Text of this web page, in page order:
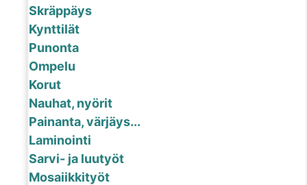
Skräppäys
Kynttilät
Punonta
Ompelu
Korut
Nauhat, nyörit
Painanta, värjäys...
Laminointi
Sarvi- ja luutyöt
Mosaiikkityöt